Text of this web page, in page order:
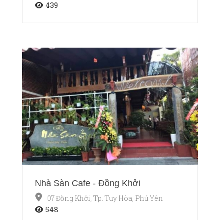
439
Nhà Sàn Cafe - Đồng Khởi
07 Đồng Khởi, Tp. Tuy Hòa, Phú Yên
548